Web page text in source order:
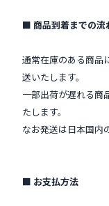
■ 商品到着までの流
通常在庫のある商品
送いたします。
一部出荷が遅れる商
たします。
なお発送は日本国内
■ お支払方法